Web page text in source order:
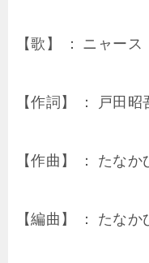
【歌】 ： ニャース
【作詞】 ： 戸田昭
【作曲】 ： たな
【編曲】 ： たな